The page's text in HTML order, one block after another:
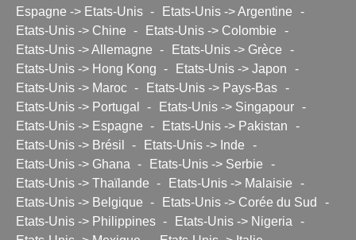
Espagne -> Etats-Unis - Etats-Unis -> Argentine
-
Etats-Unis -> Chine
- Etats-Unis -> Colombie
-
Etats-Unis -> Allemagne
- Etats-Unis -> Grèce
-
Etats-Unis -> Hong Kong
- Etats-Unis -> Japon
-
Etats-Unis -> Maroc - Etats-Unis -> Pays-Bas -
Etats-Unis -> Portugal
- Etats-Unis -> Singapour -
Etats-Unis -> Espagne
- Etats-Unis -> Pakistan
-
Etats-Unis -> Brésil
- Etats-Unis -> Inde
-
Etats-Unis -> Ghana
- Etats-Unis -> Serbie
-
Etats-Unis -> Thaïlande
- Etats-Unis -> Malaisie
-
Etats-Unis -> Belgique
- Etats-Unis -> Corée du Sud
-
Etats-Unis -> Philippines - Etats-Unis -> Nigeria
-